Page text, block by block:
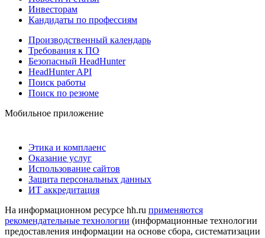
Инвесторам
Кандидаты по профессиям
Производственный календарь
Требования к ПО
Безопасный HeadHunter
HeadHunter API
Поиск работы
Поиск по резюме
Мобильное приложение
Этика и комплаенс
Оказание услуг
Использование сайтов
Защита персональных данных
ИТ аккредитация
На информационном ресурсе hh.ru применяются
рекомендательные технологии (информационные технологии
предоставления информации на основе сбора, систематизации